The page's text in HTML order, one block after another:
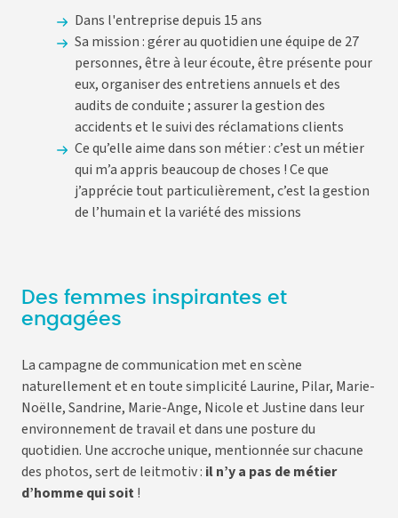
Dans l'entreprise depuis 15 ans
Sa mission : gérer au quotidien une équipe de 27
personnes, être à leur écoute, être présente pour
eux, organiser des entretiens annuels et des
audits de conduite ; assurer la gestion des
accidents et le suivi des réclamations clients
Ce qu’elle aime dans son métier : c’est un métier
qui m’a appris beaucoup de choses ! Ce que
j’apprécie tout particulièrement, c’est la gestion
de l’humain et la variété des missions
Des femmes inspirantes et
engagées
La campagne de communication met en scène
naturellement et en toute simplicité Laurine, Pilar, Marie-
Noëlle, Sandrine, Marie-Ange, Nicole et Justine dans leur
environnement de travail et dans une posture du
quotidien. Une accroche unique, mentionnée sur chacune
des photos, sert de leitmotiv : il n’y a pas de métier
d’homme qui soit!